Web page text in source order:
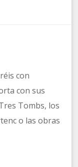
con
con sus
Tombs, los
o las obras